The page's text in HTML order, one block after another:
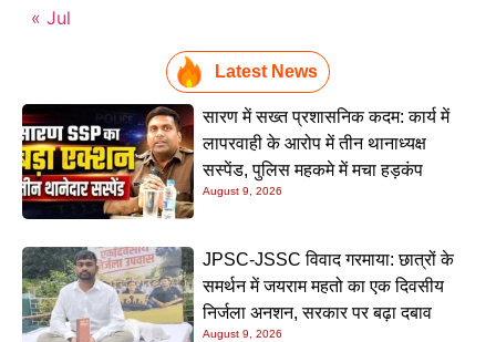
« Jul
Latest News
सारण में सख्त प्रशासनिक कदम: कार्य में
लापरवाही के आरोप में तीन थानाध्यक्ष
सस्पेंड, पुलिस महकमे में मचा हड़कंप
August 9, 2026
JPSC-JSSC विवाद गरमाया: छात्रों के
समर्थन में जयराम महतो का एक दिवसीय
निर्जला अनशन, सरकार पर बढ़ा दबाव
August 9, 2026